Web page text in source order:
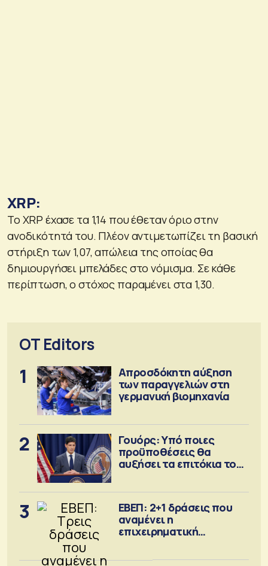
XRP:
Το XRP έχασε τα 1,14 που έθεταν όριο στην
ανοδικότητά του. Πλέον αντιμετωπίζει τη βασική
στήριξη των 1,07, απώλεια της οποίας θα
δημιουργήσει μπελάδες στο νόμισμα. Σε κάθε
περίπτωση, ο στόχος παραμένει στα 1,30.
OT Editors
1
Απροσδόκητη αύξηση
των παραγγελιών στη
γερμανική βιομηχανία
2
Γουόρς: Υπό ποιες
προϋποθέσεις θα
αυξήσει τα επιτόκια τον
3
ΕΒΕΠ: 2+1 δράσεις που
αναμένει η
επιχειρηματική